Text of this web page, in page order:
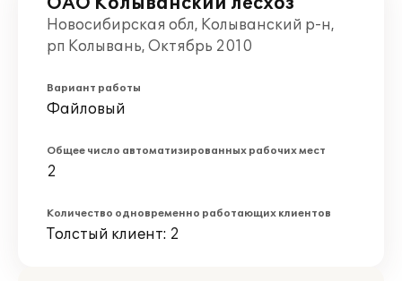
Новосибирская обл, Колыванский р-н,
рп Колывань, Октябрь 2010
Вариант работы
Файловый
Общее число автоматизированных рабочих мест
2
Количество одновременно работающих клиентов
Толстый клиент: 2